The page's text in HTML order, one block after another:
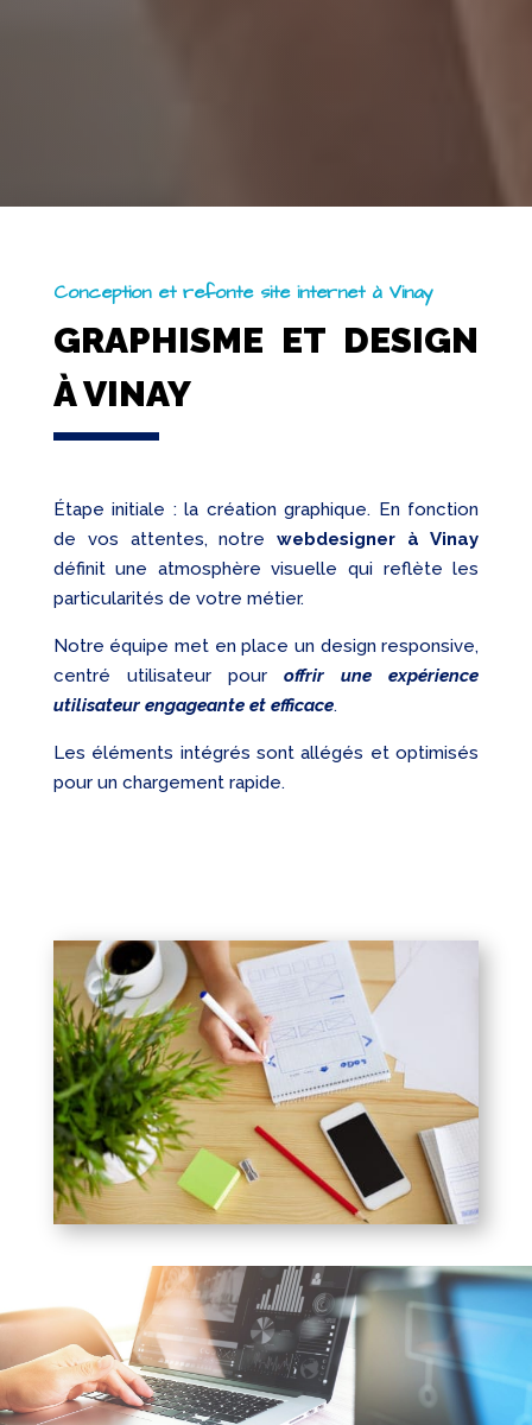
Conception et refonte site internet à Vinay
GRAPHISME ET DESIGN
À VINAY
Étape initiale : la création graphique. En fonction
de vos attentes, notrewebdesigner à Vinay
définit une atmosphère visuelle qui reflète les
particularités de votre métier.
Notre équipe met en place un design responsive,
centré utilisateur pouroffrir une expérience
utilisateur engageante et efficace.
Les éléments intégrés sont allégés et optimisés
pour un chargement rapide.